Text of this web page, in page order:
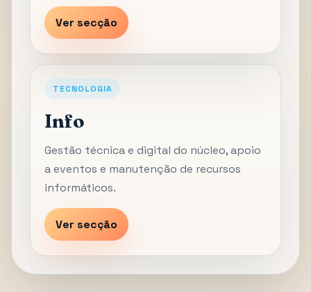
Ver secção
TECNOLOGIA
Info
Gestão técnica e digital do núcleo, apoio
a eventos e manutenção de recursos
informáticos.
Ver secção